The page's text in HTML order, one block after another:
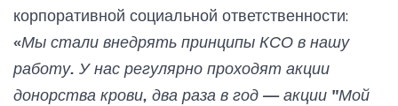
корпоративной социальной ответственности:
«Мы стали внедрять принципы КСО в нашу
работу. У нас регулярно проходят акции
донорства крови, два раза в год — акции "Мой